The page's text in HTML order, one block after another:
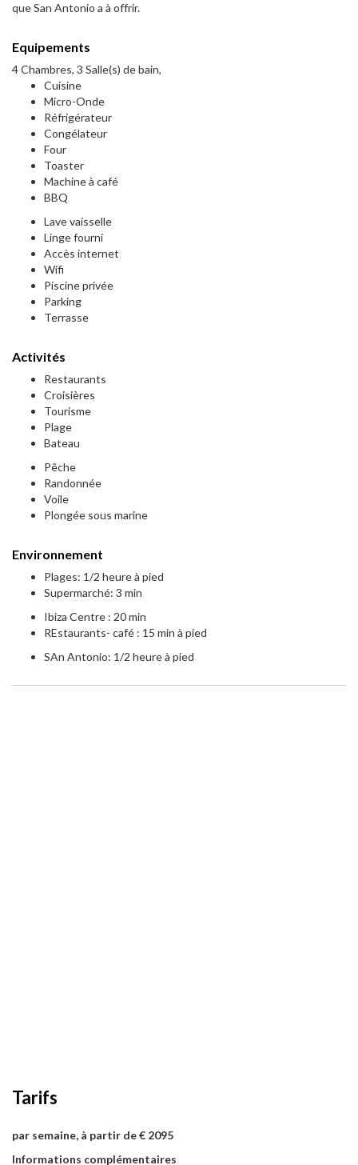
que San Antonio a à offrir.
Equipements
4 Chambres, 3 Salle(s) de bain,
Cuisine
Micro-Onde
Réfrigérateur
Congélateur
Four
Toaster
Machine à café
BBQ
Lave vaisselle
Linge fourni
Accès internet
Wifi
Piscine privée
Parking
Terrasse
Activités
Restaurants
Croisières
Tourisme
Plage
Bateau
Pêche
Randonnée
Voile
Plongée sous marine
Environnement
Plages: 1/2 heure à pied
Supermarché: 3 min
Ibiza Centre : 20 min
REstaurants- café : 15 min à pied
SAn Antonio: 1/2 heure à pied
Tarifs
par semaine, à partir de € 2095
Informations complémentaires